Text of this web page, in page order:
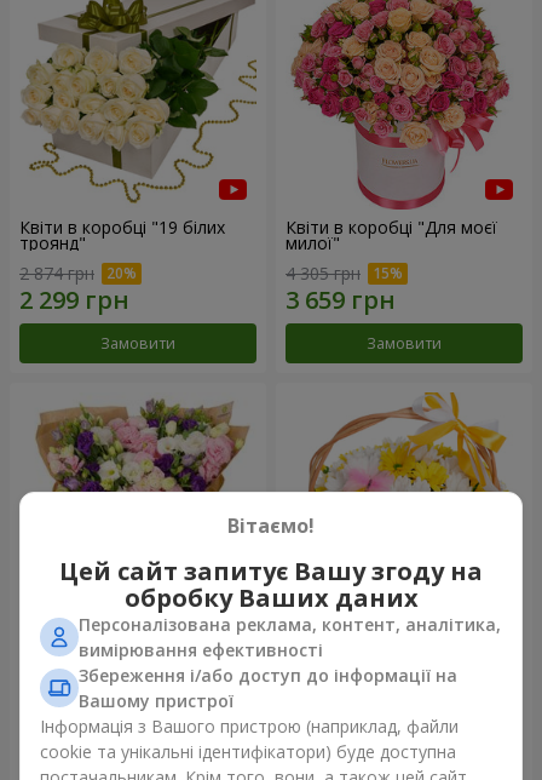
Квіти в коробці "19 білих
троянд"
2 874 грн
Замовити
Квіти в коробці "Для моєї
милої"
4 305 грн
Замовити
15 різнокольорових еустом
3 332 грн
Замовити
Кошик "Сонечко"
Замовити
Вітаємо!
Цей сайт запитує Вашу згоду на
обробку Ваших даних
Персоналізована реклама, контент, аналітика,
вимірювання ефективності
Збереження і/або доступ до інформації на
Вашому пристрої
Інформація з Вашого пристрою (наприклад, файли
cookie та унікальні ідентифікатори) буде доступна